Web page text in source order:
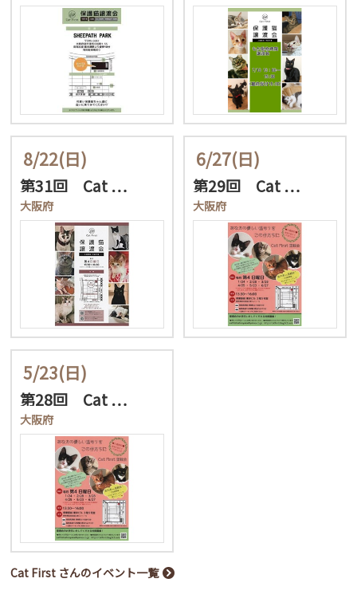
8/22(日)
第31回 Cat …
大阪府
6/27(日)
第29回 Cat …
大阪府
5/23(日)
第28回 Cat …
大阪府
Cat First さんのイベント一覧